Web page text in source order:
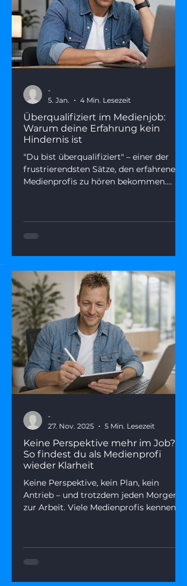
Überqualifiziert im Medienjob:
Warum deine Erfahrung kein
Hindernis ist
"Du bist überqualifiziert" – einer der
frustrierendsten Sätze, den erfahrene
Medienprofis zu hören bekommen.
du deine Erfahrung als echten
-
5. Jan.
4 Min. Lesezeit
Keine Perspektive mehr im Job?
So findest du als Medienprofi
wieder Klarheit
Keine Perspektive, kein Plan, kein
Antrieb – und trotzdem jeden Morgen
zur Arbeit. Viele Medienprofis kennen
dahintersteckt – und wie du mit fünf
herauskommst
-
27. Nov. 2025
5 Min. Lesezeit